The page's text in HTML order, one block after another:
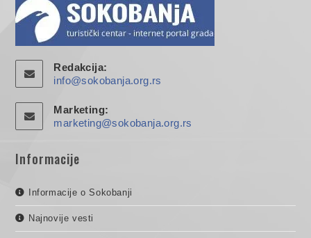
Redakcija:
info@sokobanja.org.rs
Marketing:
marketing@sokobanja.org.rs
Informacije
Informacije o Sokobanji
Najnovije vesti